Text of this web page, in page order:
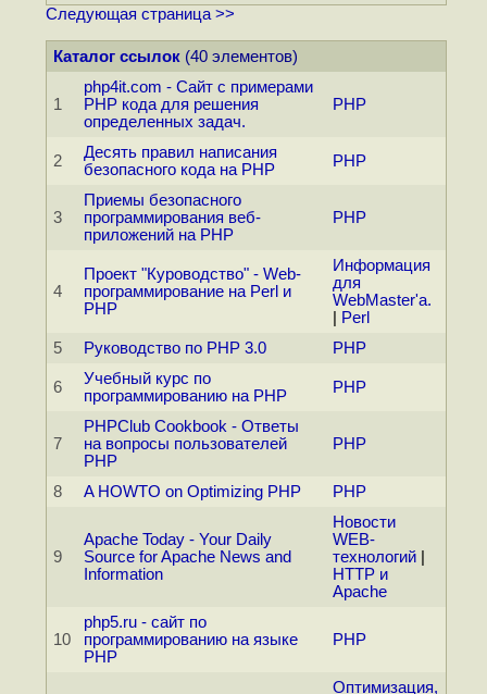
Следующая страница >>
Каталог ссылок (40 элементов)
1
php4it.com - Сайт с примерами
PHP кода для решения
определенных задач.
PHP
2
Десять правил написания
безопасного кода на PHP
PHP
3
Приемы безопасного
программирования веб-
приложений на PHP
PHP
4
Проект "Куроводство" - Web-
программирование на Perl и
PHP
Информация
для
WebMaster'а.
Perl
5
Руководство по РНР 3.0 PHP
6
Учебный курс по
программированию на PHP
PHP
7
PHPClub Cookbook - Ответы
на вопросы пользователей
PHP
PHP
8 A HOWTO on Optimizing PHP PHP
9
Apache Today - Your Daily
Source for Apache News and
Information
Новости
WEB-
технологий
HTTP и
Apache
10
php5.ru - сайт по
программированию на языке
PHP
PHP
Оптимизация,